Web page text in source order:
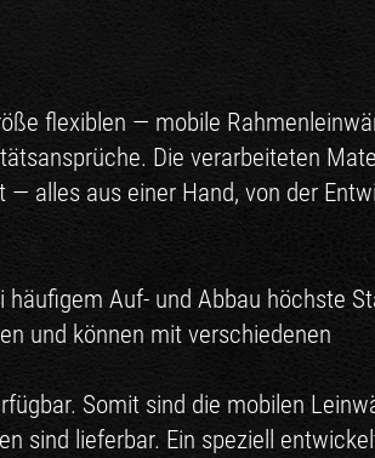
flexiblen — mobile
Die verarbeiteten
alles aus einer Hand, von der
Auf- und Abbau höchste
und können mit verschiedenen
Somit sind die mobilen
sind lieferbar. Ein speziell